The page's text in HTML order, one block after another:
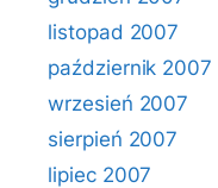
listopad 2007
październik 2007
wrzesień 2007
sierpień 2007
lipiec 2007